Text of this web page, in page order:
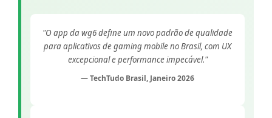
"O app da wg6 define um novo padrão de qualidade
para aplicativos de gaming mobile no Brasil, com UX
excepcional e performance impecável."
— TechTudo Brasil, Janeiro 2026